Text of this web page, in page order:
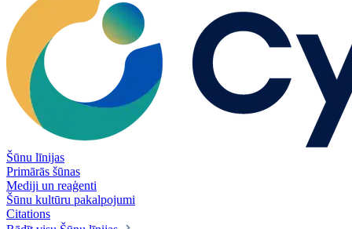
Šūnu līnijas
Primārās šūnas
Mediji un reaģenti
Šūnu kultūru pakalpojumi
Citations